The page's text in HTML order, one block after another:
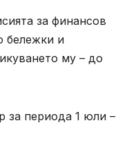
за финансов
бележки и
му – до
за периода 1 юли –